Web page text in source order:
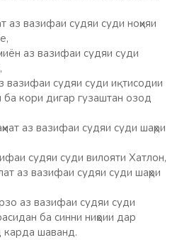
вазифаи судяи суди ноҳияи
аз вазифаи судяи суди
судяи суди иқтисодии
кори дигар гузаштан озод
аз вазифаи судяи суди шаҳри
судяи суди вилояти Хатлон,
аз вазифаи судяи суди шаҳри
аз вазифаи судяи суди
ба синни ниҳоии дар
шаванд.